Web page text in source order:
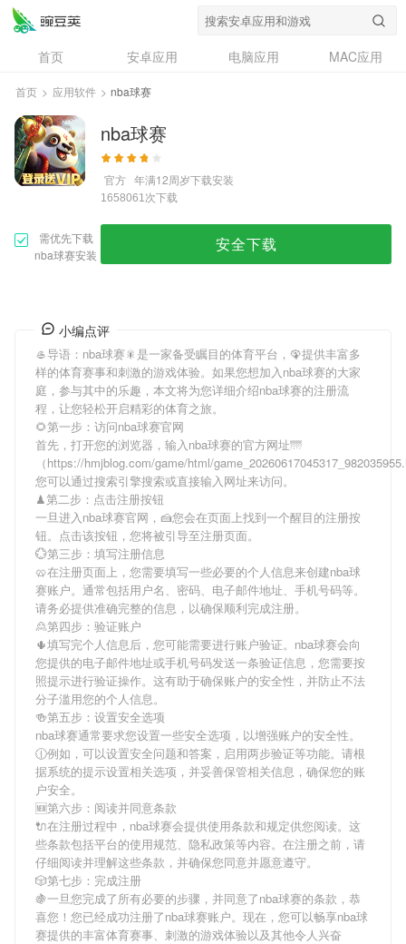
首页 安卓应用 电脑应用
MAC应用
资讯
专题
问答
首页 > 应用软件 > nba球赛
nba球赛
官方 年满12周岁下载安装
1658061次下载
需优先下载
nba球赛安装
安全下载
小编点评
🥌导语： nba球赛🎇是一家备受瞩目的体育平台，🦚提供丰富多
样的体育赛事和刺激的游戏体验。如果您想加入nba球赛的大家
庭，参与其中的乐趣，本文将为您详细介绍nba球赛的注册流
程，让您轻松开启精彩的体育之旅。
🌻第一步：访问nba球赛官网
首先，打开您的浏览器，输入nba球赛的官方网址🌁
（https://hmjblog.com/game/html/
您可以通过搜索引擎搜索或直接输入网址来访问。
♟第二步：点击注册按钮
一旦进入nba球赛官网，🍰您会在页面上找到一个醒目的注册按
钮。点击该按钮，您将被引导至注册页面。
💮第三步：填写注册信息
🥨在注册页面上，您需要填写一些必要的个人信息来创建nba球
赛账户。通常包括用户名、密码、电子邮件地址、手机号码等。
请务必提供准确完整的信息，以确保顺利完成注册。
🙎第四步：验证账户
🌵填写完个人信息后，您可能需要进行账户验证。 nba球赛会向
您提供的电子邮件地址或手机号码发送一条验证信息，您需要按
照提示进行验证操作。这有助于确保账户的安全性，并防止不法
分子滥用您的个人信息。
🍻第五步：设置安全选项
nba球赛通常要求您设置一些安全选项，以增强账户的安全性。
🕧例如，可以设置安全问题和答案，启用两步验证等功能。请根
据系统的提示设置相关选项，并妥善保管相关信息，确保您的账
户安全。
🆕第六步：阅读并同意条款
🔌在注册过程中， nba球赛会提供使用条款和规定供您阅读。这
些条款包括平台的使用规范、隐私政策等内容。在注册之前，请
仔细阅读并理解这些条款，并确保您同意并愿意遵守。
🎲第七步：完成注册
🍇一旦您完成了所有必要的步骤，并同意了nba球赛的条款，恭
喜您！您已经成功注册了nba球赛账户。现在，您可以畅享nba球
赛提供的丰富体育赛事、刺激的游戏体验以及其他令人兴奋